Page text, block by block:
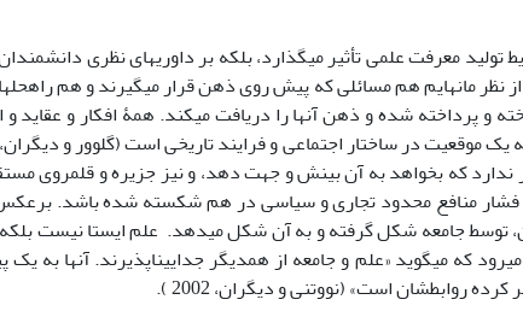
تولید معرفت علمی تأثیر می‏گذارد، بلکه بر داوری‏ها‏ی نظری
و دیگران، 1387: 113). از نظر مانهایم هم مسائلی که پیش روی ذهن قرار می‏گیرند و هم
و پرداخته شده و ذهن آن‏ها را دریافت می‏کند. همۀ افکار و عقاید و
ندارد که بخواهد به آن بینش و جهت دهد، و نیز جزیره و قلمروی
منافع محدود تجاری و سیاسی در هم شکسته شده باشد.
توسط جامعه شکل گرفته و به آن شکل می‏دهد. علم ایستا نیست
که می‏گوید «علم و جامعه از همدیگر جدایی‏ناپذیرند. آن‏ها به یک
روابطشان است» (نووتنی و دیگران، 2002 ).